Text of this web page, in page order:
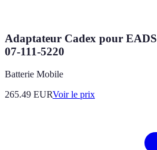
Adaptateur Cadex pour
07-111-5220
Batterie Mobile
265.49 EURVoir le prix